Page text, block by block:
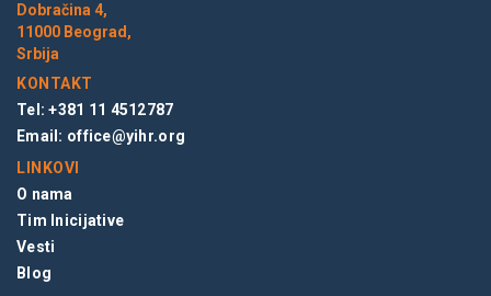
Dobračina 4,
11000 Beograd,
Srbija
KONTAKT
Tel: +381 11 4512787
Email: office@yihr.org
LINKOVI
O nama
Tim Inicijative
Vesti
Blog